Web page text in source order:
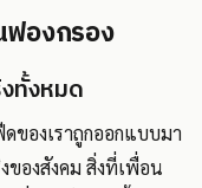
ฟองกรอง
ทั้งหมด
ของเราถูกออกแบบมา
ของสังคม สิ่งที่เพื่อน